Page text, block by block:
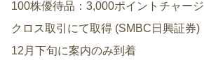
100株優待品：3,000ポイントチャージ
クロス取引にて取得 (SMBC日興証券)
12月下旬に案内のみ到着